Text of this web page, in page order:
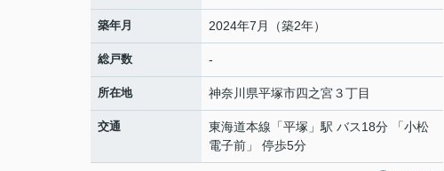
築年月 2024年7月（築2年）
総戸数 -
所在地 神奈川県平塚市四之宮３丁目
交通 東海道本線 「平塚 」駅 バス18分 「小松
電子前」 停歩5分